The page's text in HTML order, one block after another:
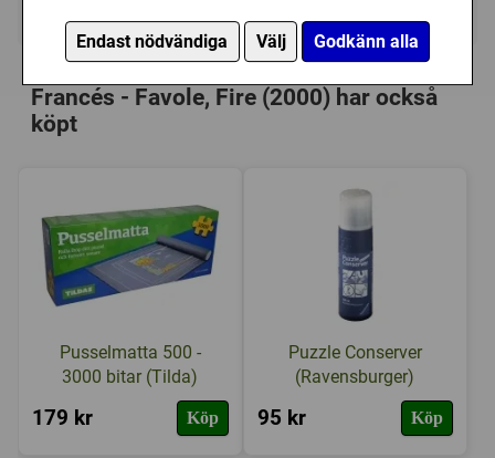
Endast nödvändiga Välj Godkänn alla
Personer som har köpt Heye: Victoria
Francés - Favole, Fire (2000) har också
köpt
Pusselmatta 500 -
3000 bitar (Tilda)
179 kr Köp
Puzzle Conserver
(Ravensburger)
95 kr Köp